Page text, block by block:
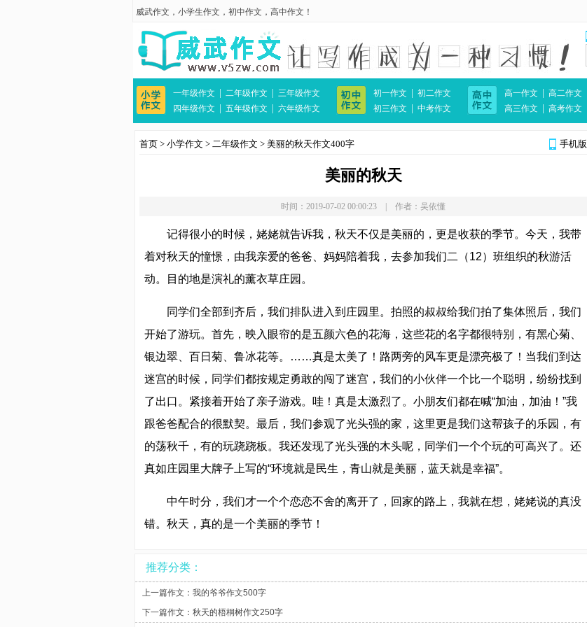
威武作文 ， 小学生作文 ， 初中作文 ， 高中作文 ！
一年级作文 二年级作文
三年级作文
四年级作文
五年级作文 六年级作文
初一作文
初二作文
初三作文
中考作文
高一作文
高二作文
高三作文
高考作文
手机版
首页 > 小学作文 > 二年级作文 > 美丽的秋天作文400字
美丽的秋天
时间：2019-07-02 00:00:23 | 作者：吴依懂
记得很小的时候，姥姥就告诉我，秋天不仅是美丽的，更是收获的季节。今天，我带
着对秋天的憧憬，由我亲爱的爸爸、妈妈陪着我，去参加我们二（12）班组织的秋游活
动。目的地是演礼的薰衣草庄园。
同学们全部到齐后，我们排队进入到庄园里。拍照的叔叔给我们拍了集体照后，我们
开始了游玩。首先，映入眼帘的是五颜六色的花海，这些花的名字都很特别，有黑心菊、
银边翠、百日菊、鲁冰花等。……真是太美了！路两旁的风车更是漂亮极了！当我们到达
迷宫的时候，同学们都按规定勇敢的闯了迷宫，我们的小伙伴一个比一个聪明，纷纷找到
了出口。紧接着开始了亲子游戏。哇！真是太激烈了。小朋友们都在喊“加油，加油！”我
跟爸爸配合的很默契。最后，我们参观了光头强的家，这里更是我们这帮孩子的乐园，有
的荡秋千，有的玩跷跷板。我还发现了光头强的木头呢，同学们一个个玩的可高兴了。还
真如庄园里大牌子上写的“环境就是民生，青山就是美丽，蓝天就是幸福”。
中午时分，我们才一个个恋恋不舍的离开了，回家的路上，我就在想，姥姥说的真没
错。秋天，真的是一个美丽的季节！
推荐分类：
上一篇作文： 我的爷爷作文500字
下一篇作文： 秋天的梧桐树作文250字